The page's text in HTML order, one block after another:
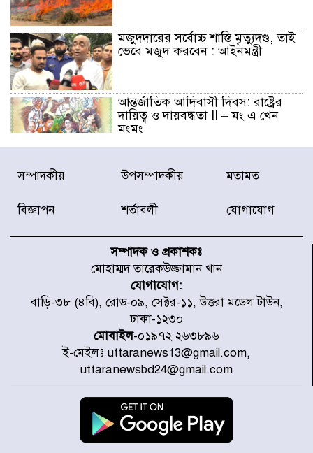
মজুদদারের সর্বোচ্চ শাস্তি মৃত্যুদণ্ড, তাই
ভেবে মজুদ করবেন : আইনমন্ত্রী
আন্তর্জাতিক আদিবাসী দিবস: রাষ্ট্রের
দায়িত্ব ও দায়বদ্ধতা II – মং এ খেন
মংমং
যৌথ প্রতিরক্ষা চুক্তি স্বাক্ষর করেছে
সৌদি-তুরস্ক-পাকিস্তান
রুটে ট্রেন চলাচল স্বাভাবিক
ইনফান্তিনোকে নরওয়ে ফুটবল প্রধানের
আল্টিমেটাম
দেশে ভারি বৃষ্টির সতর্কবার্তা, ১০
জেলায় বন্যার পূর্বাভাস
৫৩ নং ওয়ার্ডের সড়কে নেমপ্লেট
স্থাপনের উদ্যোগ চান মিয়া ব্যাপারীর
সম্পাদকীয় উপসম্পাদকীয় মতামত
বিজ্ঞাপন শর্তাবলী যোগাযোগ
সম্পাদক ও প্রকাশকঃ
মোহাম্মদ তারেকউজ্জামান খান
যোগাযোগ:
বাড়ি-৩৮ (৪বি), রোড-০৯, সেক্টর-১১, উত্তরা মডেল টাউন,
ঢাকা-১২৩০
মোবাইল-০১৯৭২ ২৬৩৮৯৬
ই-মেইলঃ uttaranews13@gmail.com,
uttaranewsbd24@gmail.com